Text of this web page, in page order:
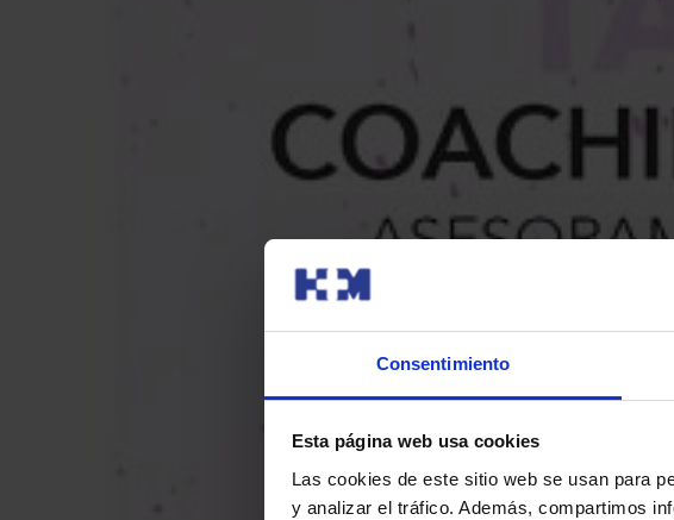
Consentimiento
Esta página web usa cookies
Las cookies de este sitio web se usan para
y analizar el tráfico. Además, compartimos